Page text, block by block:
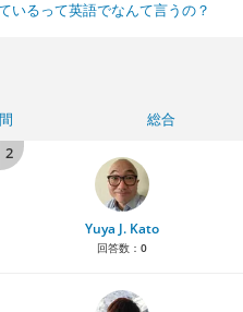
いるって英語でなんて言うの？
総合
2
Yuya J. Kato
回答数： 0